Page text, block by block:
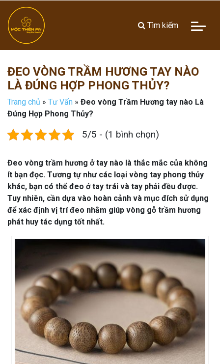
Tìm kiếm
ĐEO VÒNG TRẦM HƯƠNG TAY NÀO
LÀ ĐÚNG HỢP PHONG THỦY?
Trang chủ » Tư Vấn » Đeo vòng Trầm Hương tay nào Là
Đúng Hợp Phong Thủy?
5/5 - (1 bình chọn)
Đeo vòng trầm hương ở tay nào là thắc mắc của không
ít bạn đọc. Tương tự như các loại vòng tay phong thủy
khác, bạn có thể đeo ở tay trái và tay phải đều được.
Tuy nhiên, cần dựa vào hoàn cảnh và mục đích sử dụng
để xác định vị trí đeo nhằm giúp vòng gỗ trầm hương
phát huy tác dụng tốt nhất.